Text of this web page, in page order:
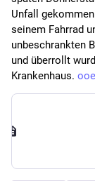
Unfall
seinem Fahrrad
unbeschrankten
und überrollt
Krankenhaus.